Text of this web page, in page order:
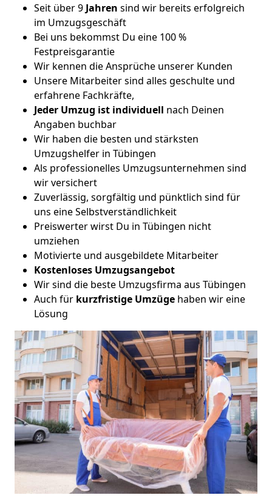
Seit über 9 Jahren sind wir bereits erfolgreich
im Umzugsgeschäft
Bei uns bekommst Du eine 100 %
Festpreisgarantie
Wir kennen die Ansprüche unserer Kunden
Unsere Mitarbeiter sind alles geschulte und
erfahrene Fachkräfte,
Jeder Umzug ist individuell nach Deinen
Angaben buchbar
Wir haben die besten und stärksten
Umzugshelfer in Tübingen
Als professionelles Umzugsunternehmen sind
wir versichert
Zuverlässig, sorgfältig und pünktlich sind für
uns eine Selbstverständlichkeit
Preiswerter wirst Du in Tübingen nicht
umziehen
Motivierte und ausgebildete Mitarbeiter
Kostenloses Umzugsangebot
Wir sind die beste Umzugsfirma aus Tübingen
Auch für kurzfristige Umzüge haben wir eine
Lösung